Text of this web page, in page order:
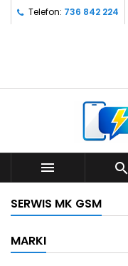
Telefon: 736 842 224
 
SERWIS MK GSM
MARKI